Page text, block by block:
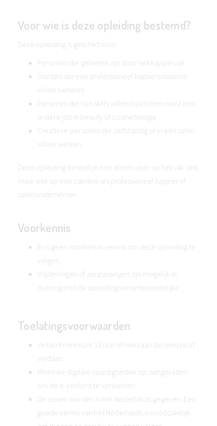
Voor wie is deze opleiding bestemd?
Deze opleiding is geschikt voor:
Personen die gebeten zijn door het kappervak
Starters die een professioneel kappersdiploma
willen behalen
Personen die hun skills willen bijscholen naast een
andere job in beauty of cosmetologie
Creatieve personen die zelfstandig of in een salon
willen werken
Deze opleiding bereidt je niet alleen voor op het vak zelf,
maar ook op een carrière als professioneel kapper of
salonondernemer.
Voorkennis
Er is geen voorkennis vereist om deze opleiding te
volgen.
Vrijstellingen of aanpassingen zijn mogelijk in
overleg met de opleidingsverantwoordelijke.
Toelatingsvoorwaarden
Je bent minimum 18 jaar of hebt aan de leerplicht
voldaan.
Minimale digitale vaardigheden zijn aangeraden
om de e-content te verwerken.
De lessen worden in het Nederlands gegeven. Een
goede kennis van het Nederlands is noodzakelijk